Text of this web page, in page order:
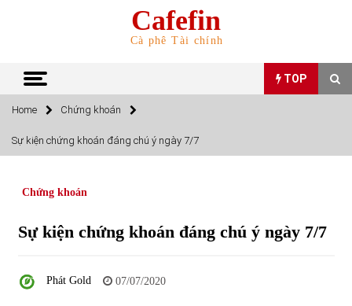
Cafefin
Cà phê Tài chính
TOP
TOP
Top 10 mặt hàng Việt Nam nhập khẩu nhiều nhất tháng
Home Chứng khoán
Sự kiện chứng khoán đáng chú ý ngày 7/7
Chứng khoán
Sự kiện chứng khoán đáng chú ý ngày 7/7
Phát Gold 07/07/2020